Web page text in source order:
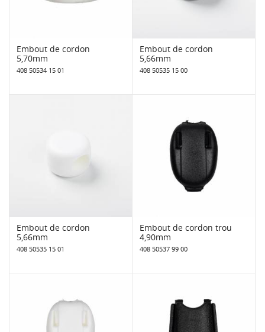
Embout de cordon
5,70mm
408 50534 15 01
Embout de cordon
5,66mm
408 50535 15 00
Embout de cordon
5,66mm
408 50535 15 01
Embout de cordon trou
4,90mm
408 50537 99 00